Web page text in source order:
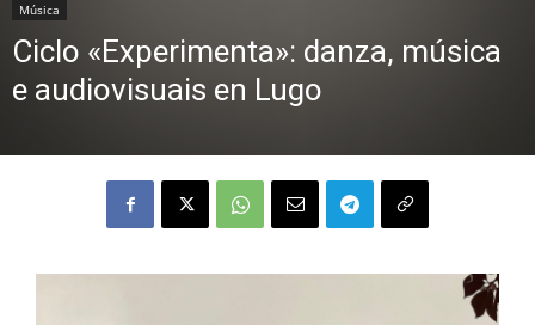
Música
Ciclo «Experimenta»: danza, música
e audiovisuais en Lugo